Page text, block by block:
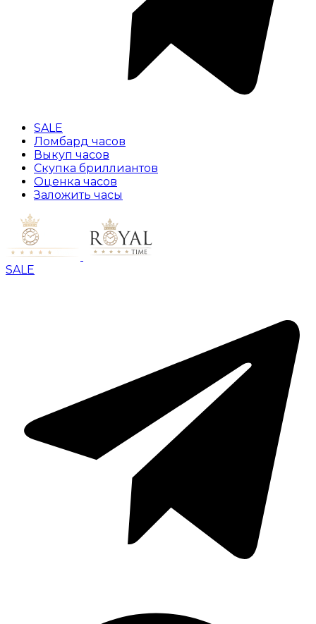
SALE
Ломбард часов
Выкуп часов
Скупка бриллиантов
Оценка часов
Заложить часы
SALE